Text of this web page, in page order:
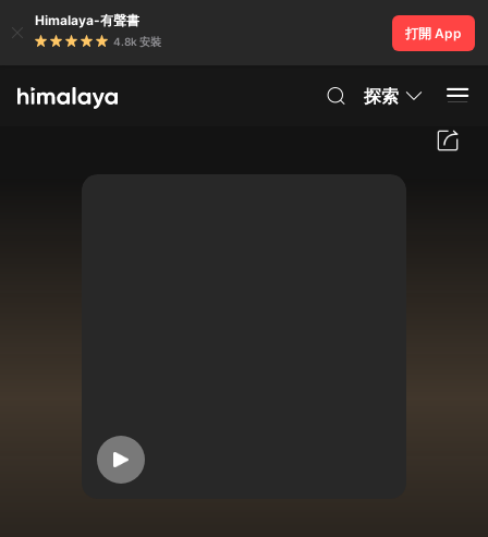
Himalaya-有聲書
4.8k 安裝
打開 App
探索